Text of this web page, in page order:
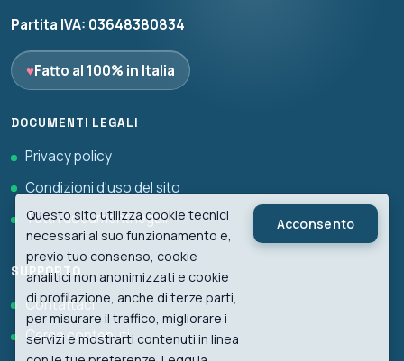
Partita IVA: 03648380834
♥Fatto al 100% in Italia
DOCUMENTI LEGALI
Privacy policy
Condizioni d'uso del sito
Tutti i documenti legali
SUPPORTO
Contattaci
Cerca contenuti
Questo sito utilizza cookie tecnici
necessari al suo funzionamento e,
previo tuo consenso, cookie
analitici non anonimizzati e cookie
di profilazione, anche di terze parti,
per misurare il traffico, migliorare i
servizi e mostrarti contenuti in linea
Acconsento